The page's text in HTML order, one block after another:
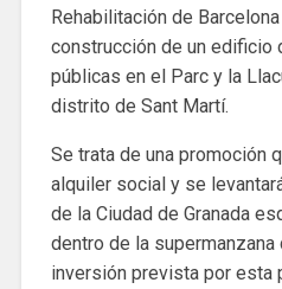
Rehabilitación de
construcción de un edificio
públicas en el Parc y la
distrito de Sant Martí.
Se trata de una promoción
alquiler social y se
de la Ciudad de Granada
dentro de la supermanzana
inversión prevista por esta